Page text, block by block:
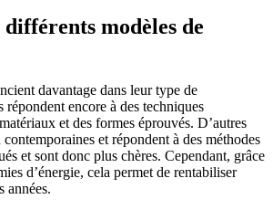
différents modèles de
davantage dans leur type de
encore à des techniques
et des formes éprouvés. D’autres
et répondent à des méthodes
et sont donc plus chères. Cependant, grâce
d’énergie, cela permet de rentabiliser
années.